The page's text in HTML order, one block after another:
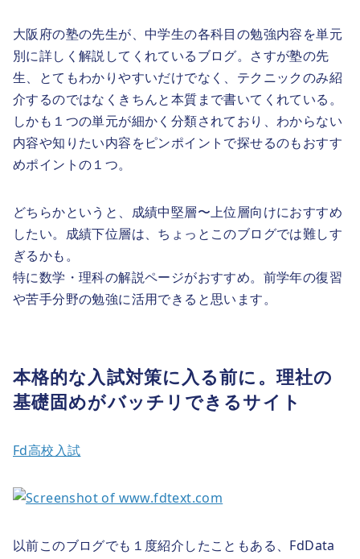
大阪府の塾の先生が、中学生の各科目の勉強内容を単元
別に詳しく解説してくれているブログ。さすが塾の先
生、とてもわかりやすいだけでなく、テクニックのみ紹
介するのではなくきちんと本質まで書いてくれている。
しかも１つの単元が細かく分類されており、わからない
内容や知りたい内容をピンポイントで探せるのもおすす
めポイントの１つ。
どちらかというと、成績中堅層〜上位層向けにおすすめ
したい。成績下位層は、ちょっとこのブログでは難しす
ぎるかも。
特に数学・理科の解説ページがおすすめ。前学年の復習
や苦手分野の勉強に活用できると思います。
本格的な入試対策に入る前に。理社の
基礎固めがバッチリできるサイト
Fd高校入試
以前このブログでも１度紹介したこともある、FdData